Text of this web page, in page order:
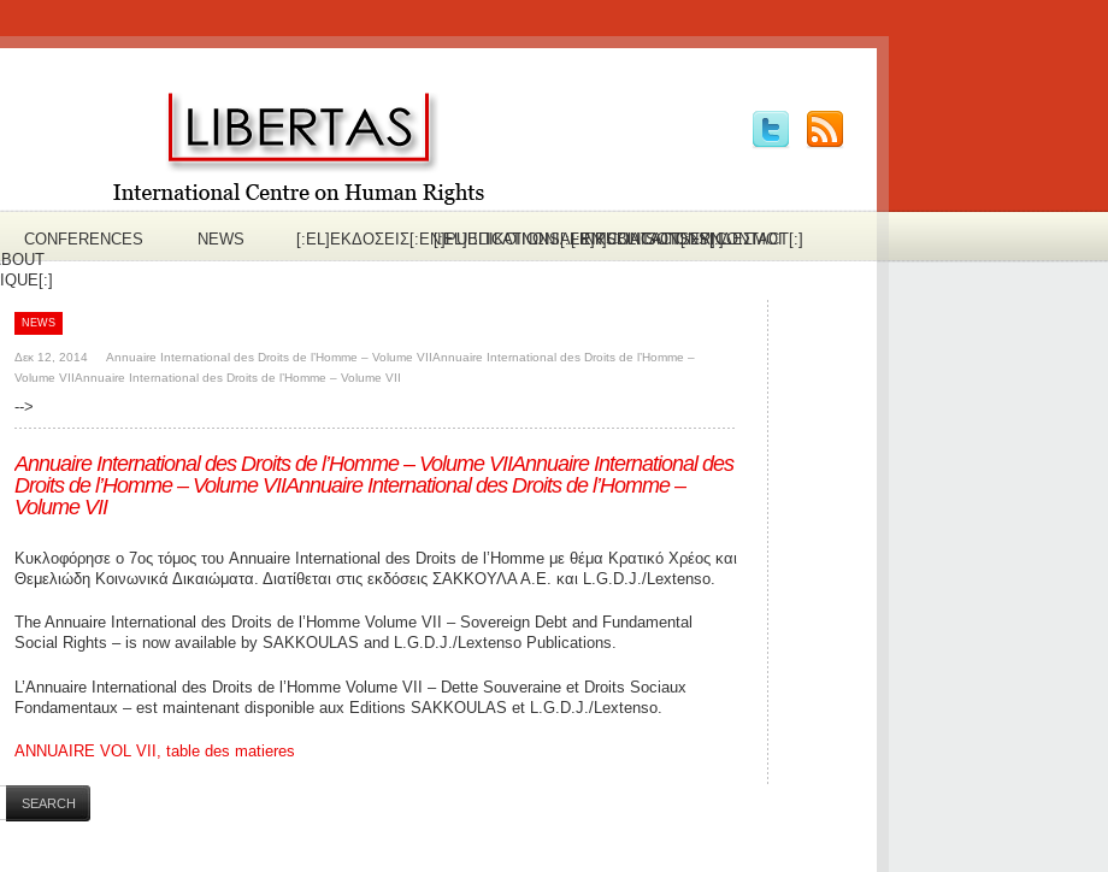
CONFERENCES NEWS [:EL]ΕΚΔOΣΕΙΣ[:EN]PUBLICATIONS[:FR]PUBLICATIONS[:]
[:EL]ΕΠΙΚΟΙΝΩΝΙΑ[:EN]CONTACT[:FR]CONTACT[:]
LINKSLIAISONSΣΥΝΔΕΣΜΟΙ
NEWS
Δεκ 12, 2014 Annuaire International des Droits de l’Homme – Volume VIIAnnuaire International des Droits de l’Homme –
Volume VIIAnnuaire International des Droits de l’Homme – Volume VII
-->
Annuaire International des Droits de l’Homme – Volume VIIAnnuaire International des
Droits de l’Homme – Volume VIIAnnuaire International des Droits de l’Homme –
Volume VII
Κυκλοφόρησε ο 7ος τόμος του Annuaire International des Droits de l’Homme με θέμα Κρατικό Χρέος και
Θεμελιώδη Κοινωνικά Δικαιώματα. Διατίθεται στις εκδόσεις ΣΑΚΚΟΥΛΑ Α.Ε. και L.G.D.J./Lextenso.
The Annuaire International des Droits de l’Homme Volume VII – Sovereign Debt and Fundamental
Social Rights – is now available by SAKKOULAS and L.G.D.J./Lextenso Publications.
L’Annuaire International des Droits de l’Homme Volume VII – Dette Souveraine et Droits Sociaux
Fondamentaux – est maintenant disponible aux Editions SAKKOULAS et L.G.D.J./Lextenso.
ANNUAIRE VOL VII, table des matieres